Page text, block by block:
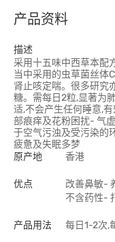
产品资料
描述
采用十五味中西草本配
当中采用的虫草菌丝体
肾止咳定喘。很多研究
糖。需每日2粒,显著为
适,不会产生任何睡意,
部痕痒及花粉困扰- 气
于空气污浊及受污染的
疲惫及失眠多梦
原产地
香港
优点
改善鼻敏-
不含药性-
产品用法 每日1-2次,